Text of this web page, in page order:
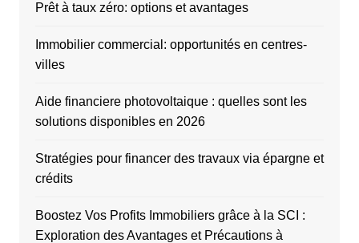
Prêt à taux zéro: options et avantages
Immobilier commercial: opportunités en centres-
villes
Aide financiere photovoltaique : quelles sont les
solutions disponibles en 2026
Stratégies pour financer des travaux via épargne et
crédits
Boostez Vos Profits Immobiliers grâce à la SCI :
Exploration des Avantages et Précautions à